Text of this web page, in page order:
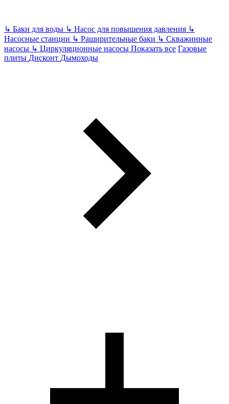
↳ Баки для воды ↳ Насос для повышения давления ↳
Насосные станции ↳ Раширительные баки ↳ Скважинные
насосы ↳ Циркуляционные насосы Показать все Газовые
плиты Дисконт Дымоходы